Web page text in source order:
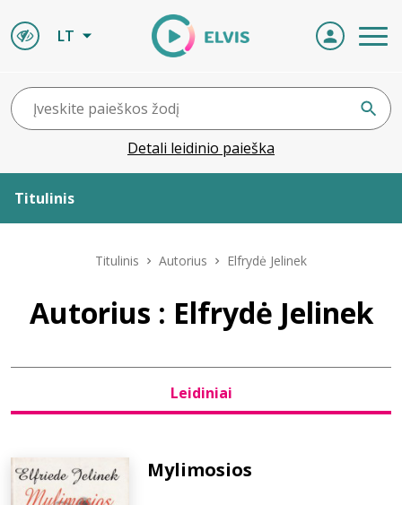
LT
Detali leidinio paieška
Titulinis
Leidiniai
D.U.K.
Titulinis Autorius Elfrydė Jelinek
Autorius : Elfrydė Jelinek
Leidiniai
Mylimosios